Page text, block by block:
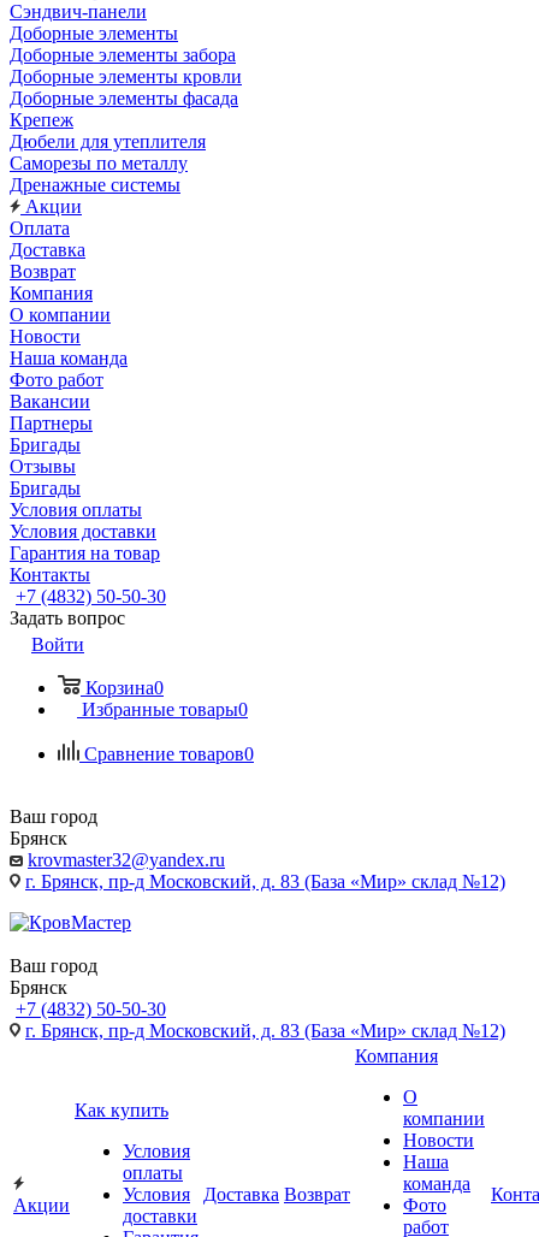
Сэндвич-панели
Доборные элементы
Доборные элементы забора
Доборные элементы кровли
Доборные элементы фасада
Крепеж
Дюбели для утеплителя
Саморезы по металлу
Дренажные системы
Акции
Оплата
Доставка
Возврат
Компания
О компании
Новости
Наша команда
Фото работ
Вакансии
Партнеры
Бригады
Отзывы
Бригады
Условия оплаты
Условия доставки
Гарантия на товар
Контакты
+7 (4832) 50-50-30
Задать вопрос
Войти
Корзина0
Избранные товары0
Сравнение товаров0
Ваш город
Брянск
krovmaster32@yandex.ru
г. Брянск, пр-д Московский, д. 83 (База «Мир» склад №12)
Ваш город
Брянск
+7 (4832) 50-50-30
г. Брянск, пр-д Московский, д. 83 (База «Мир» склад №12)
Акции
Как купить
Условия
оплаты
Условия
доставки
Доставка Возврат
Компания
О
компании
Новости
Наша
команда
Фото
работ